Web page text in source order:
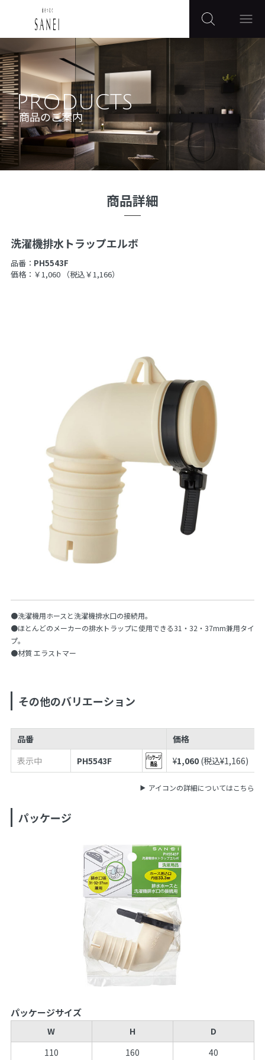
PRODUCTS
商品のご案内
商品詳細
洗濯機排水トラップエルボ
品番： PH5543F
価格：￥1,060
（税込￥1,166）
●洗濯機用ホースと洗濯機排水口の接続用。
●ほとんどのメーカーの排水トラップに使用できる31・32・37mm兼用タイ
プ。
●材質 エラストマー
その他のバリエーション
品番 価格
表示中
PH5543F ¥1,060 (税込¥1,166)
アイコンの詳細についてはこちら
パッケージ
パッケージサイズ
W H
D
110
160 40